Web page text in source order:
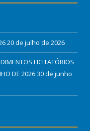
20 de julho de 2026
LICITATÓRIOS
DE 202630 de junho